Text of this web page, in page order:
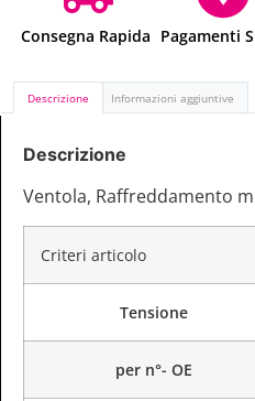
Consegna Rapida Pagamenti
Descrizione Informazioni aggiuntive
Descrizione
Ventola, Raffreddamento
Criteri articolo
Tensione
per n°- OE